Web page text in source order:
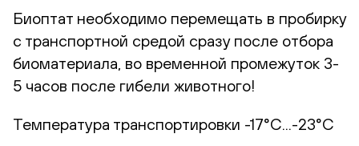
Биоптат необходимо перемещать в пробирку
с транспортной средой сразу после отбора
биоматериала, во временной промежуток 3-
5 часов после гибели животного!
Температура транспортировки -17°С...-23°С